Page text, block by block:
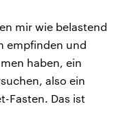
mir wie belastend
empfinden und
haben, ein
also ein
Fasten. Das ist